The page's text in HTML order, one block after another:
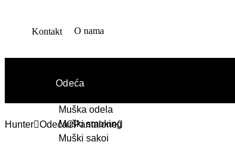
Kontakt O nama
Odeća
Muška odela
Muški smoking
Muški sakoi
Hunter Odeća Pantalone